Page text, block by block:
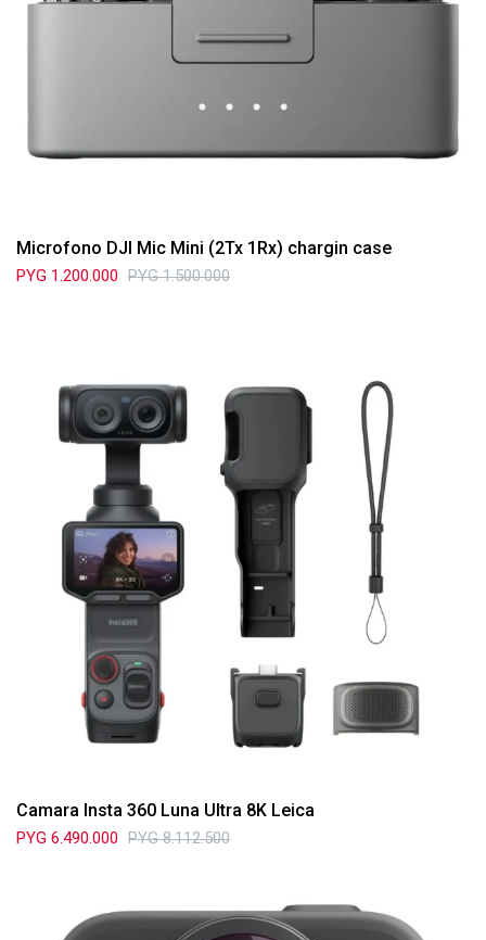
Microfono DJI Mic Mini (2Tx 1Rx) chargin case
PYG 1.200.000 PYG 1.500.000
Camara Insta 360 Luna Ultra 8K Leica
PYG 6.490.000 PYG 8.112.500